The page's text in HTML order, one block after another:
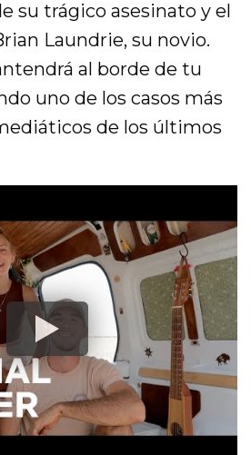
su trágico asesinato y el
Laundrie, su novio.
al borde de tu
uno de los casos más
de los últimos